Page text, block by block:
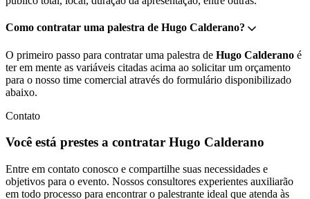
Como contratar uma palestra de Hugo Calderano?
O primeiro passo para contratar uma palestra de Hugo Calderano é
ter em mente as variáveis citadas acima ao solicitar um orçamento
para o nosso time comercial através do formulário disponibilizado
abaixo.
Contato
Você está prestes a contratar Hugo Calderano
Entre em contato conosco e compartilhe suas necessidades e
objetivos para o evento. Nossos consultores experientes auxiliarão
em todo processo para encontrar o palestrante ideal que atenda às